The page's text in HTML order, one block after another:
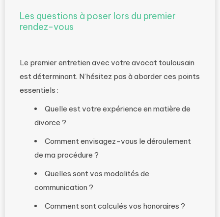
Les questions à poser lors du premier
rendez-vous
Le premier entretien avec votre avocat toulousain
est déterminant. N’hésitez pas à aborder ces points
essentiels :
Quelle est votre expérience en matière de
divorce ?
Comment envisagez-vous le déroulement
de ma procédure ?
Quelles sont vos modalités de
communication ?
Comment sont calculés vos honoraires ?